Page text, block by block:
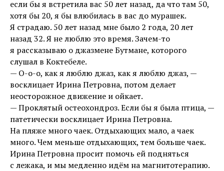
если бы я встретила вас 50 лет назад, да что там 50,
хотя бы 20, я бы влюбилась в вас до мурашек.
Я страдаю. 50 лет назад мне было 2 года, 20 лет
назад 32. Я не люблю это время. Зачем-то
я рассказываю о джазмене Бутмане, которого
слушал в Коктебеле.
— О-о-о, как я люблю джаз, как я люблю джаз, —
восклицает Ирина Петровна, потом делает
неосторожное движение и ойкает.
— Проклятый остеохондроз. Если бы я была птица, —
патетически восклицает Ирина Петровна.
На пляже много чаек. Отдыхающих мало, а чаек
много. Чем меньше отдыхающих, тем больше чаек.
Ирина Петровна просит помочь ей подняться
с лежака, и мы медленно идём на магнитотерапию.